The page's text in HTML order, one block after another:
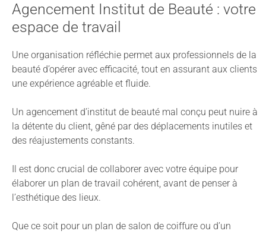
Agencement Institut de Beauté : votre
espace de travail
Une organisation réfléchie permet aux professionnels de la
beauté d’opérer avec efficacité, tout en assurant aux clients
une expérience agréable et fluide.
Un agencement d’institut de beauté mal conçu peut nuire à
la détente du client, gêné par des déplacements inutiles et
des réajustements constants.
Il est donc crucial de collaborer avec votre équipe pour
élaborer un plan de travail cohérent, avant de penser à
l’esthétique des lieux.
Que ce soit pour un plan de salon de coiffure ou d’un